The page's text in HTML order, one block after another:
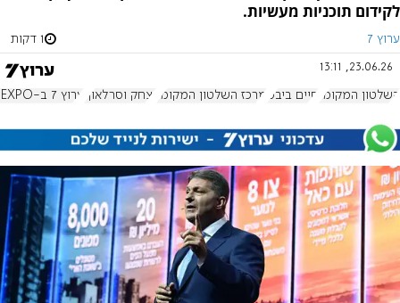
לקידום תוכניות מעשיות.
ערוץ 7 1 דקות
23.06.26, 13:11
השלטון המקומי חיים ביבס מרכז השלטון המקומי יצחק וסרלאוף ערוץ 7 ב-MUNI EXPO